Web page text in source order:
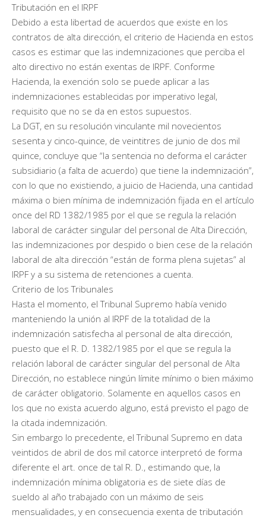
Tributación en el IRPF
Debido a esta libertad de acuerdos que existe en los
contratos de alta dirección, el criterio de Hacienda en estos
casos es estimar que las indemnizaciones que perciba el
alto directivo no están exentas de IRPF. Conforme
Hacienda, la exención solo se puede aplicar a las
indemnizaciones establecidas por imperativo legal,
requisito que no se da en estos supuestos.
La DGT, en su resolución vinculante mil novecientos
sesenta y cinco-quince, de veintitres de junio de dos mil
quince, concluye que “la sentencia no deforma el carácter
subsidiario (a falta de acuerdo) que tiene la indemnización”,
con lo que no existiendo, a juicio de Hacienda, una cantidad
máxima o bien mínima de indemnización fijada en el artículo
once del RD 1382/1985 por el que se regula la relación
laboral de carácter singular del personal de Alta Dirección,
las indemnizaciones por despido o bien cese de la relación
laboral de alta dirección “están de forma plena sujetas” al
IRPF y a su sistema de retenciones a cuenta.
Criterio de los Tribunales
Hasta el momento, el Tribunal Supremo había venido
manteniendo la unión al IRPF de la totalidad de la
indemnización satisfecha al personal de alta dirección,
puesto que el R. D. 1382/1985 por el que se regula la
relación laboral de carácter singular del personal de Alta
Dirección, no establece ningún límite mínimo o bien máximo
de carácter obligatorio. Solamente en aquellos casos en
los que no exista acuerdo alguno, está previsto el pago de
la citada indemnización.
Sin embargo lo precedente, el Tribunal Supremo en data
veintidos de abril de dos mil catorce interpretó de forma
diferente el art. once de tal R. D., estimando que, la
indemnización mínima obligatoria es de siete días de
sueldo al año trabajado con un máximo de seis
mensualidades, y en consecuencia exenta de tributación